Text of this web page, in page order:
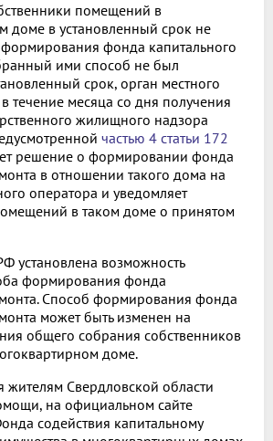
помещений в
доме в установленный срок не
фонда капитального
ими способ не был
срок, орган местного
течение месяца со дня получения
жилищного надзора
частью 4 статьи 172
решение о формировании фонда
в отношении такого дома на
оператора и уведомляет
в таком доме о принятом
установлена возможность
формирования фонда
Способ формирования фонда
может быть изменен на
общего собрания собственников
доме.
жителям Свердловской области
на официальном сайте
содействия капитальному